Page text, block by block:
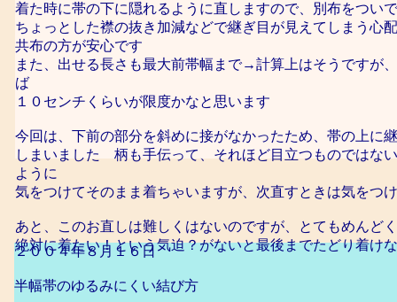
２００４年８月１６日
半幅帯のゆるみにくい結び方
着た時に帯の下に隠れるように直しますので、別布をつい
ちょっとした襟の抜き加減などで継ぎ目が見えてしまう心
共布の方が安心です
また、出せる長さも最大前帯幅まで→計算上はそうですが
ば
１０センチくらいが限度かなと思います
今回は、下前の部分を斜めに接がなかったため、帯の上に
しまいました 柄も手伝って、それほど目立つものではな
ように
気をつけてそのまま着ちゃいますが、次直すときは気をつ
あと、このお直しは難しくはないのですが、とてもめんど
絶対に着たい！という気迫？がないと最後までたどり着け